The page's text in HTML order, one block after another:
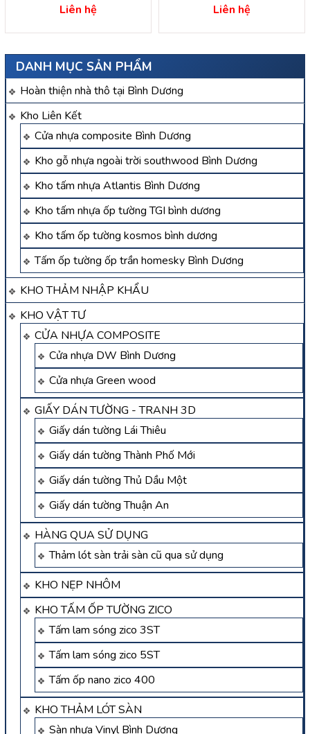
DANH MỤC SẢN PHẨM
Hoàn thiện nhà thô tại Bình Dương
Kho Liên Kết
Cửa nhựa composite Bình Dương
Kho gỗ nhựa ngoài trời southwood Bình Dương
Kho tấm nhựa Atlantis Bình Dương
Kho tấm nhựa ốp tường TGI bình dương
Kho tấm ốp tường kosmos bình dương
Tấm ốp tường ốp trần homesky Bình Dương
KHO THẢM NHẬP KHẨU
KHO VẬT TƯ
CỬA NHỰA COMPOSITE
Cửa nhựa DW Bình Dương
Cửa nhựa Green wood
GIẤY DÁN TƯỜNG - TRANH 3D
Giấy dán tường Lái Thiêu
Giấy dán tường Thành Phố Mới
Giấy dán tường Thủ Dầu Một
Giấy dán tường Thuận An
HÀNG QUA SỬ DỤNG
Thảm lót sàn trải sàn cũ qua sử dụng
KHO NẸP NHÔM
KHO TẤM ỐP TƯỜNG ZICO
Tấm lam sóng zico 3ST
Tấm lam sóng zico 5ST
Tấm ốp nano zico 400
KHO THẢM LÓT SÀN
Sàn nhựa Vinyl Bình Dương
Liên hệ Liên hệ